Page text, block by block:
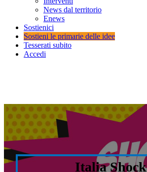
News dal territorio
Enews
Sostienici
Sostieni le primarie delle idee
Tesserati subito
Accedi
Italia Shock